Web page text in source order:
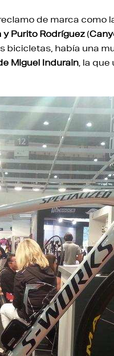
de marca como
y Purito Rodríguez(
bicicletas, había una
Miguel Indurain , la